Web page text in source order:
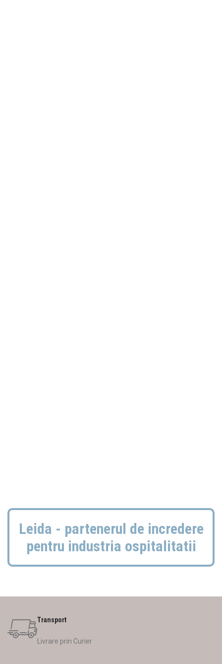
Leida - partenerul de incredere
pentru industria ospitalitatii
Transport
Livrare prin Curier